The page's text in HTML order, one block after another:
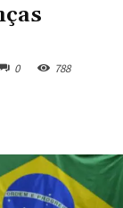
0 788